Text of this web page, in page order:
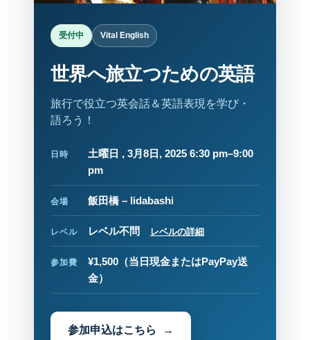
受付中 Vital English
世界へ旅立つための英語
旅行で役立つ英会話＆英語表現を学び・
語ろう！
日時
土曜日 , 3月8日, 2025 6:30 pm–9:00
pm
会場 飯田橋 – Iidabashi
レベル レベル不問 レベルの詳細
参加費 ¥1,500 （当日現金またはPayPay送
金）
参加申込はこちら